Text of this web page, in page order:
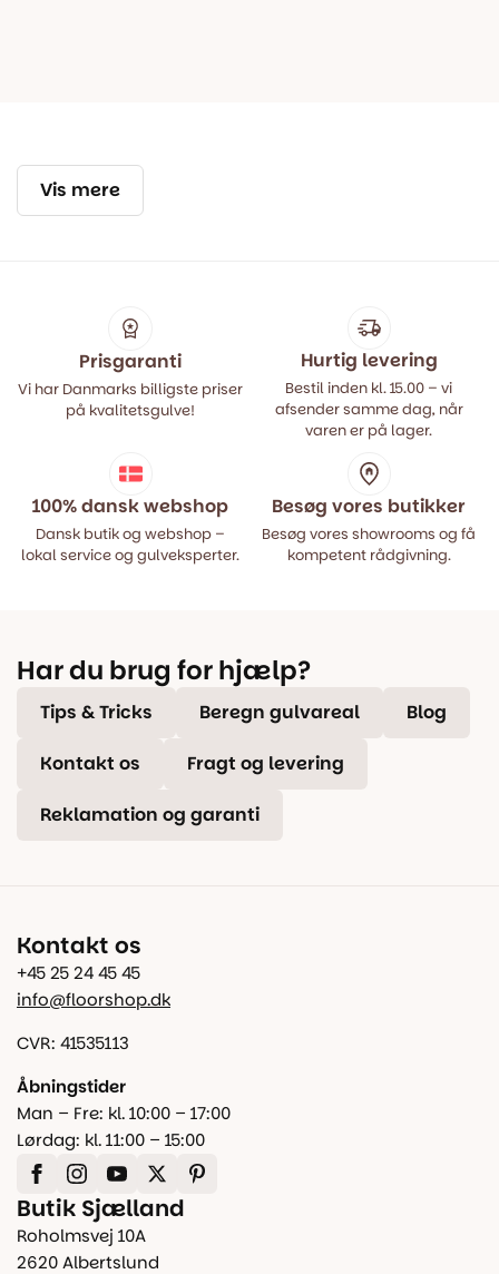
Vis mere
Prisgaranti
Vi har Danmarks billigste priser
på kvalitetsgulve!
Hurtig levering
Bestil inden kl. 15.00 – vi
afsender samme dag, når
varen er på lager.
100% dansk webshop
Dansk butik og webshop –
lokal service og gulveksperter.
Besøg vores butikker
Besøg vores showrooms og få
kompetent rådgivning.
Har du brug for hjælp?
Tips & Tricks Beregn gulvareal Blog
Kontakt os Fragt og levering
Reklamation og garanti
Kontakt os
+45 25 24 45 45
info@floorshop.dk
CVR: 41535113
Åbningstider
Man – Fre: kl. 10:00 – 17:00
Lørdag: kl. 11:00 – 15:00
Butik Sjælland
Roholmsvej 10A
2620 Albertslund